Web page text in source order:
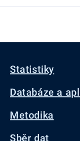
Statistiky
Databáze a
Metodika
Sběr dat